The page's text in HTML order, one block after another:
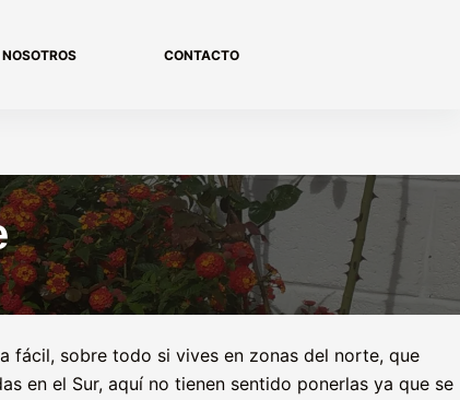
NOSOTROS CONTACTO
fácil, sobre todo si vives en zonas del norte, que
en el Sur, aquí no tienen sentido ponerlas ya que se